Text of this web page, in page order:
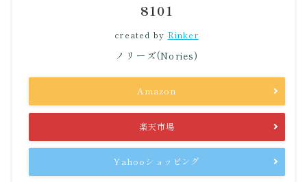
8101
created by Rinker
ノリーズ(Nories)
Amazon
楽天市場
Yahooショッピング